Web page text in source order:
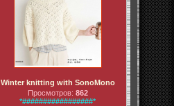
Winter knitting with SonoMono
Просмотров: 862
*#################*